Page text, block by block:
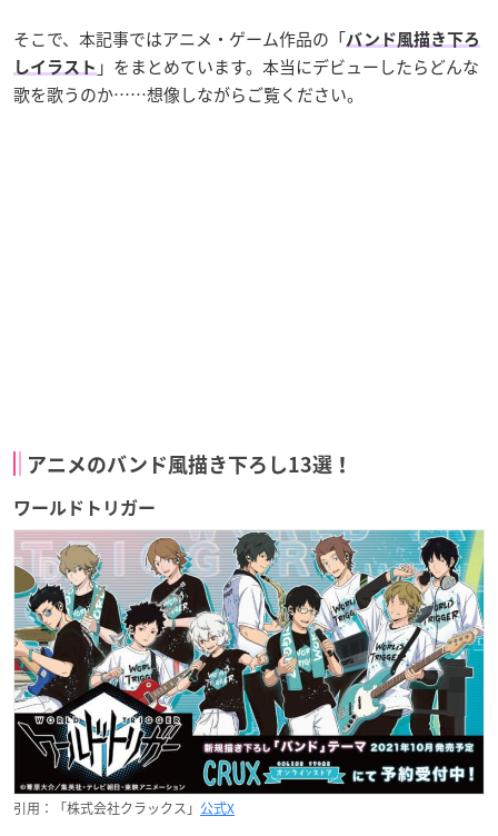
そこで、本記事ではアニメ・ゲーム作品の「バンド風描き下ろ
しイラスト 」をまとめています。本当にデビューしたらどんな
歌を歌うのか……想像しながらご覧ください。
アニメのバンド風描き下ろし13選！
ワールドトリガー
引用：「株式会社クラックス」 公式X